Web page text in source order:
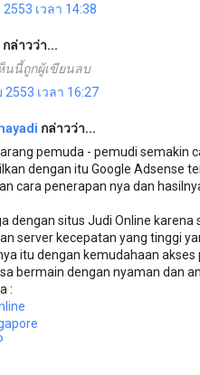
เวลา 14:38
กล่าวว่า...
นนี้ถูกผู้เขียนลบ
เวลา 16:27
กล่าวว่า...
pemuda - pemudi semakin
dengan itu Google Adsense
cara penerapan nya dan
dengan situs Judi Online
server kecepatan yang tinggi
itu dengan kemudahaan
bermain dengan nyaman dan
: